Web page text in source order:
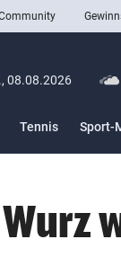
Schließen
aufklappen
08.08.2026
Tennis Sport-